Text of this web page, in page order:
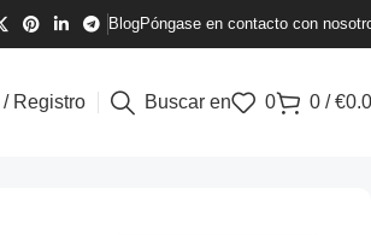
BlogPóngase en contacto con
/ Registro Buscar en 0 0 / €